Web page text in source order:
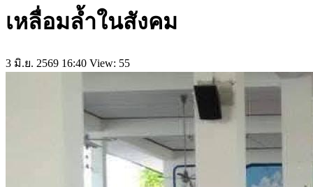
เหลื่อมล้ำในสังคม
3 มิ.ย. 2569 16:40 View: 55